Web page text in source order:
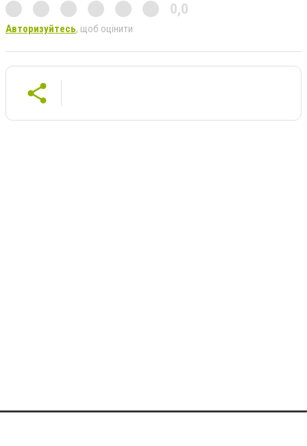
0,0
Авторизуйтесь, щоб оцінити